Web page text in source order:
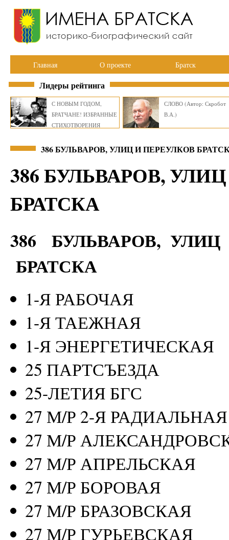
Главная О проекте Братск
Лидеры рейтинга
С НОВЫМ ГОДОМ,
БРАТЧАНЕ! ИЗБРАННЫЕ
СТИХОТВОРЕНИЯ
СЛОВО (Автор: Скробот
В.А.)
386 БУЛЬВАРОВ, УЛИЦ И ПЕРЕУЛКОВ
386 БУЛЬВАРОВ,
БРАТСКА
386 БУЛЬВАРОВ,
БРАТСКА
1-Я РАБОЧАЯ
1-Я ТАЕЖНАЯ
1-Я ЭНЕРГЕТИЧЕСКАЯ
25 ПАРТСЪЕЗДА
25-ЛЕТИЯ БГС
27 М/Р 2-Я РАДИАЛЬНАЯ
27 М/Р
27 М/Р АПРЕЛЬСКАЯ
27 М/Р БОРОВАЯ
27 М/Р БРАЗОВСКАЯ
27 М/Р ГУРЬЕВСКАЯ